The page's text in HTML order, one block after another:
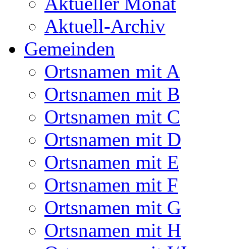
Aktuell-Archiv
Gemeinden
Ortsnamen mit A
Ortsnamen mit B
Ortsnamen mit C
Ortsnamen mit D
Ortsnamen mit E
Ortsnamen mit F
Ortsnamen mit G
Ortsnamen mit H